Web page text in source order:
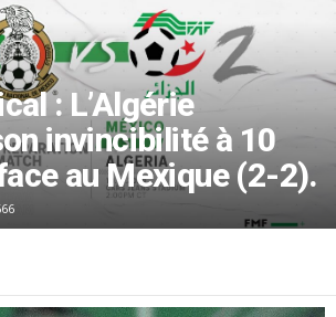
: L’Algérie
invincibilité à 10
au Mexique (2-2).